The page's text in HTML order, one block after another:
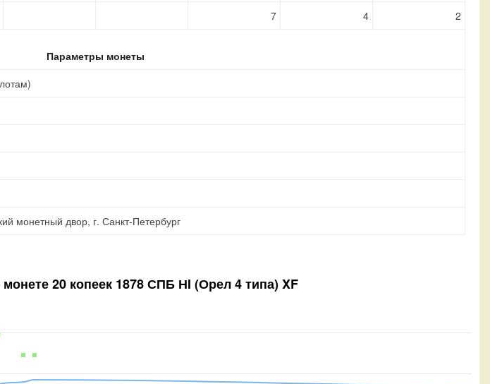
7 4 2
Параметры монеты
монетный двор, г. Санкт-Петербург
20 копеек 1878 СПБ НI (Орел 4 типа) XF